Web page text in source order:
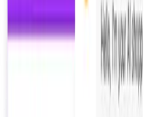
中程度の複雑さの問題について
エージェントがレビューして送
がら、エージェントの入力時間
アは営業時間内に稼働し、エー
ティア3：完全な人間への